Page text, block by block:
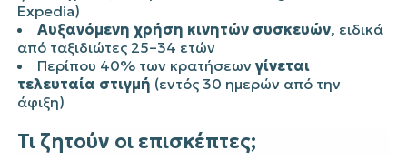
Expedia)
Αυξανόμενη χρήση κινητών συσκευών, ειδικά
από ταξιδιώτες 25–34 ετών
Περίπου 40% των κρατήσεων γίνεται
τελευταία στιγμή (εντός 30 ημερών από την
άφιξη)
Τι ζητούν οι επισκέπτες;